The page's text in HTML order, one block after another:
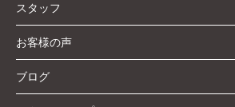
スタッフ
お客様の声
ブログ